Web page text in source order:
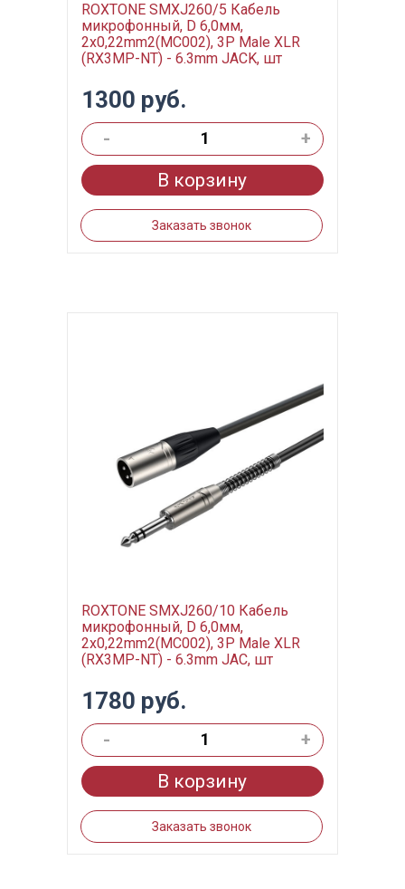
ROXTONE SMXJ260/5 Кабель
микрофонный, D 6,0мм,
2x0,22mm2(MC002), 3P Male XLR
(RX3MP-NT) - 6.3mm JACK, шт
1300 руб.
-
+
В корзину
Заказать звонок
ROXTONE SMXJ260/10 Кабель
микрофонный, D 6,0мм,
2x0,22mm2(MC002), 3P Male XLR
(RX3MP-NT) - 6.3mm JAC, шт
1780 руб.
-
+
В корзину
Заказать звонок